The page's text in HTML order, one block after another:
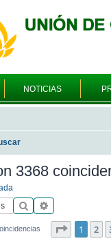
NOTICIAS
3368
Buscar
Página
1 2